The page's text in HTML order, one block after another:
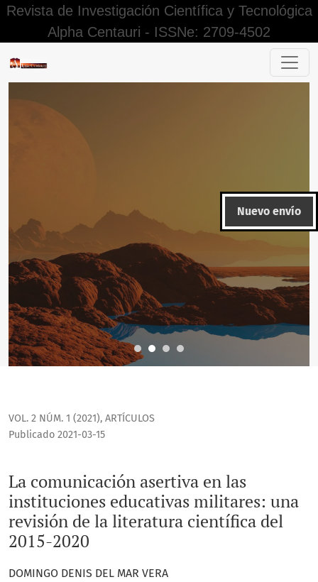
Revista de Investigación Científica y Tecnológica
Alpha Centauri - ISSNe: 2709-4502
La comunicación asertiva en las instituciones educativas
Nuevo envío
VOL. 2 NÚM. 1 (2021), ARTÍCULOS
La comunicación asertiva en las
instituciones educativas militares: una
revisión de la literatura científica del
2015-2020
Publicado 2021-03-15
DOMINGO DENIS DEL MAR VERA